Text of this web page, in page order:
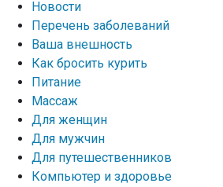
Новости
Перечень заболеваний
Ваша внешность
Как бросить курить
Питание
Массаж
Для женщин
Для мужчин
Для путешественников
Компьютер и здоровье